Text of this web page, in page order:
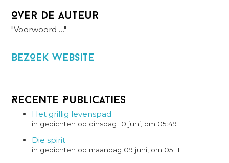
Over de auteur
"Voorwoord …"
BezOek website
Recente Publicaties
Het grillig levenspad
in gedichten op dinsdag 10 juni, om 05:49
Die spirit
in gedichten op maandag 09 juni, om 05:11